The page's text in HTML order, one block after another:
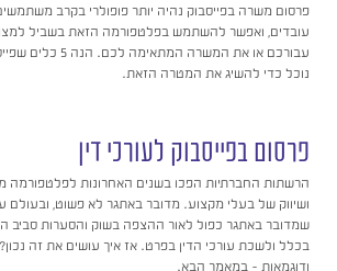
פרסום משרה בפייסבוק נהיה יותר פופולרי בקרב
עובדים, ואפשר להשתמש בפלטפורמה הזאת בשביל
עבורכם או את המשרה
נוכל כדי להשיג את המטרה הזאת.
פרסום בפייסבוק לעורכי דין
הרשתות החברתיות הפכו בשנים האחרונות לפלטפורמה
ושיווק של בעלי מקצוע. מדובר באתגר לא פשוט, ובעולם
שמדובר באתגר כפול לאור ההצפה בשוק והסערות
בכלל ולשכת עורכי הדין בפרט. אז איך עושים את זה נכון?
ודוגמאות – במאמר הבא.